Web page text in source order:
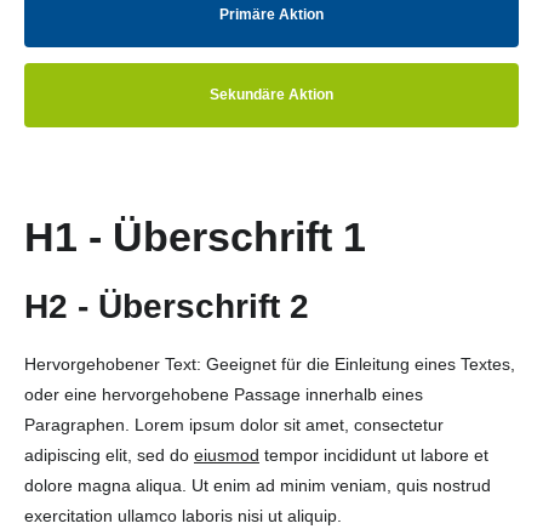
Primäre Aktion
Sekundäre Aktion
H1 - Überschrift 1
H2 - Überschrift 2
Hervorgehobener Text: Geeignet für die Einleitung eines Textes,
oder eine hervorgehobene Passage innerhalb eines
Paragraphen. Lorem ipsum dolor sit amet, consectetur
adipiscing elit, sed do eiusmod tempor incididunt ut labore et
dolore magna aliqua. Ut enim ad minim veniam, quis nostrud
exercitation ullamco laboris nisi ut aliquip.